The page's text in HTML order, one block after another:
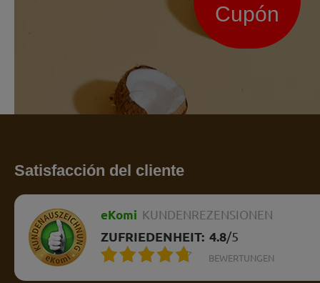
Cupón
Satisfacción del cliente
eKomi KUNDENREZENSIONEN
ZUFRIEDENHEIT: 4.8/5
BEWERTUNGEN